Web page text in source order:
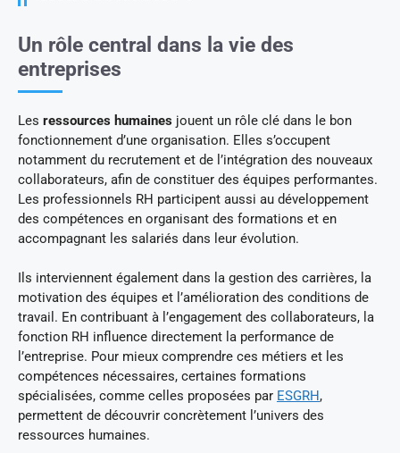
Un rôle central dans la vie des
entreprises
Les ressources humaines jouent un rôle clé dans le bon
fonctionnement d’une organisation. Elles s’occupent
notamment du recrutement et de l’intégration des nouveaux
collaborateurs, afin de constituer des équipes performantes.
Les professionnels RH participent aussi au développement
des compétences en organisant des formations et en
accompagnant les salariés dans leur évolution.
Ils interviennent également dans la gestion des carrières, la
motivation des équipes et l’amélioration des conditions de
travail. En contribuant à l’engagement des collaborateurs, la
fonction RH influence directement la performance de
l’entreprise. Pour mieux comprendre ces métiers et les
compétences nécessaires, certaines formations
spécialisées, comme celles proposées par ESGRH ,
permettent de découvrir concrètement l’univers des
ressources humaines.